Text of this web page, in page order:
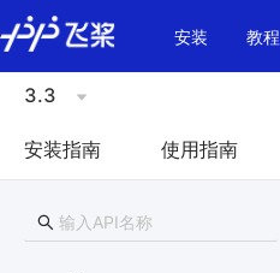
\u200E
安装
教程
3.3
安装指南 使用指南